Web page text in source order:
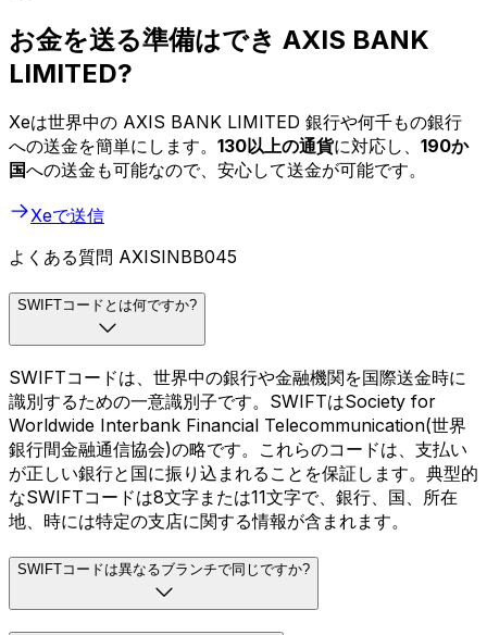
お金を送る準備はでき AXIS BANK
LIMITED?
Xeは世界中の AXIS BANK LIMITED 銀行や何千もの銀行
への送金を簡単にします。 130以上の通貨に対応し、 190か
国への送金も可能なので、安心して送金が可能です。
Xeで送信
よくある質問 AXISINBB045
SWIFTコードとは何ですか?
SWIFTコードは、世界中の銀行や金融機関を国際送金時に
識別するための一意識別子です。SWIFTはSociety for
Worldwide Interbank Financial Telecommunication(世界
銀行間金融通信協会)の略です。これらのコードは、支払い
が正しい銀行と国に振り込まれることを保証します。典型的
なSWIFTコードは8文字または11文字で、銀行、国、所在
地、時には特定の支店に関する情報が含まれます。
SWIFTコードは異なるブランチで同じですか?